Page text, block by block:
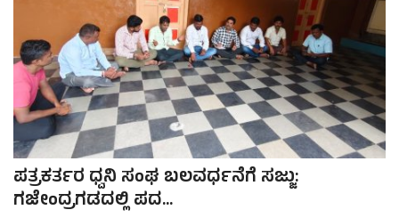
ಪತ್ರಕರ್ತರ ಧ್ವನಿ ಸಂಘ ಬಲವರ್ಧನೆಗೆ ಸಜ್ಜು:
ಗಜೇಂದ್ರಗಡದಲ್ಲಿ ಪದ...